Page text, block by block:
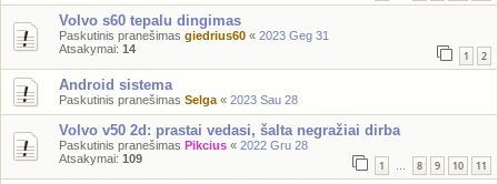
Volvo s60 tepalu dingimas
Paskutinis pranešimas giedrius60 « 2023 Geg 31
Atsakymai: 14 1 2
Android sistema
Paskutinis pranešimas Selga « 2023 Sau 28
Volvo v50 2d: prastai vedasi, šalta negražiai dirba
Paskutinis pranešimas Pikcius « 2022 Gru 28
Atsakymai: 109 1 … 8 9 10 11